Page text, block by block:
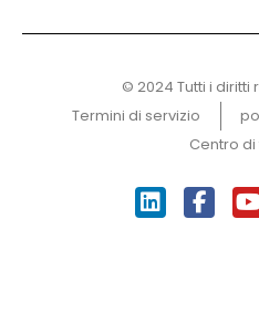
© 2024 Tutti i diritti
Termini di servizio
Centro